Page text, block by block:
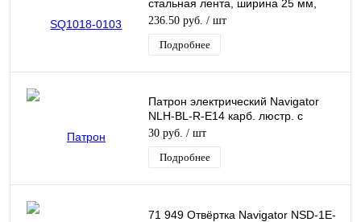
стальная лента, ширина 25 мм,
пластиковый корпус, "Гранит" TDM
236.50 руб. / шт
Подробнее
Патрон электрический Navigator
NLH-BL-R-E14 карб. люстр. с
кольцом, M10
30 руб. / шт
Подробнее
71 949 Отвёртка Navigator NSD-1E-